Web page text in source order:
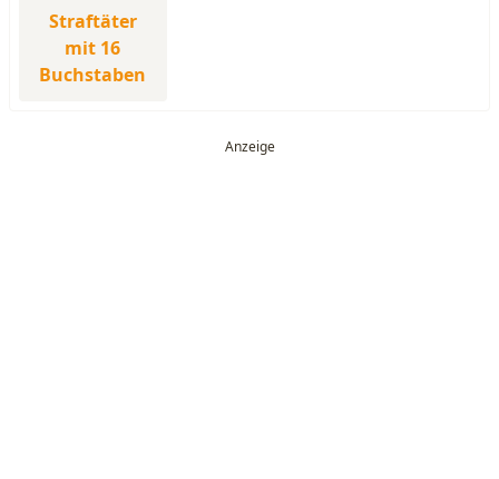
Straftäter
mit 16
Buchstaben